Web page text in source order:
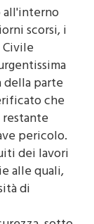
all'interno
scorsi, i
della parte
che
pericolo.
dei lavori
quali,
di